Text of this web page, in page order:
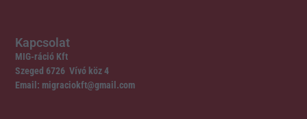
Kapcsolat
MIG-ráció Kft
Szeged 6726 Vívó köz 4
Email: migraciokft@gmail.com